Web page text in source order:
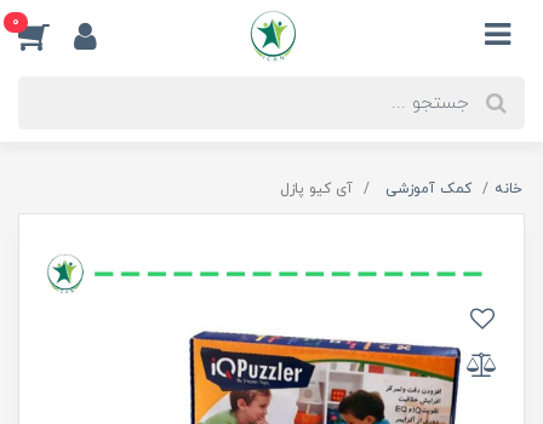
0
خانه کمک آموزشی آی کیو پازل